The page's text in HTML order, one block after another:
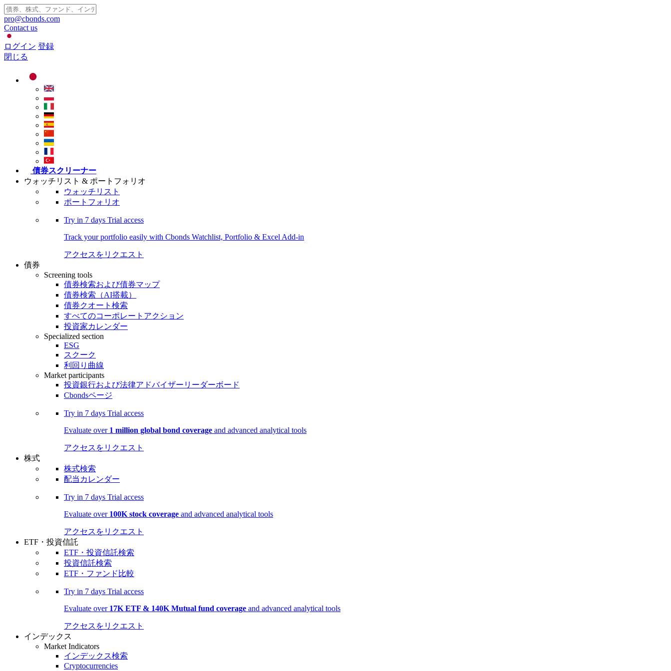
pro@cbonds.com
Contact us
ログイン 登録
閉じる
債券スクリーナー
ウォッチリスト & ポートフォリオ
ウォッチリスト
ポートフォリオ
Try in 7 days Trial access
Track your portfolio easily with Cbonds Watchlist, Portfolio & Excel Add-in
アクセスをリクエスト
債券
Screening tools
債券検索および債券マップ
債券検索（AI搭載）
債券クオート検索
すべてのコーポレートアクション
投資家カレンダー
Specialized section
ESG
スクーク
利回り曲線
Market participants
投資銀行および法律アドバイザーリーダーボード
Cbondsページ
Try in 7 days Trial access
Evaluate over 1 million global bond coverage and advanced analytical tools
アクセスをリクエスト
株式
株式検索
配当カレンダー
Try in 7 days Trial access
Evaluate over 100K stock coverage and advanced analytical tools
アクセスをリクエスト
ETF・投資信託
ETF・投資信託検索
投資信託検索
ETF・ファンド比較
Try in 7 days Trial access
Evaluate over 17K ETF & 140K Mutual fund coverage and advanced analytical tools
アクセスをリクエスト
インデックス
Market Indicators
インデックス検索
Cryptocurrencies